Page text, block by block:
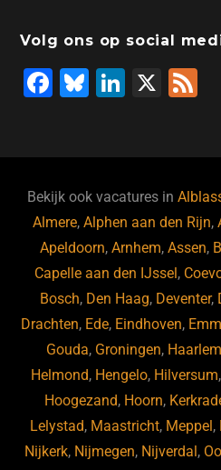
Volg ons op social
F
b
o
o
k
Bl
ky
Li
dI
n
X
Bekijk ook vacatures in
Almere,Alphen aan den Rijn,
Apeldoorn,Arnhem,Assen,
Capelle aan den IJssel,
Bosch, Den Haag, Deventer,
Drachten, Ede, Eindhoven,
Gouda, Groningen, Haarlem
Helmond, Hengelo, Hilversum,
Hoogezand, Hoorn,
Lelystad, Maastricht, Meppel,
Nijkerk, Nijmegen, Nijverdal,